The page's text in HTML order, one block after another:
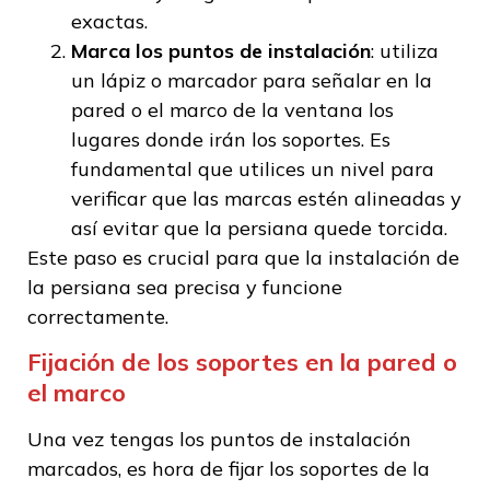
exactas.
Marca los puntos de instalación: utiliza
un lápiz o marcador para señalar en la
pared o el marco de la ventana los
lugares donde irán los soportes. Es
fundamental que utilices un nivel para
verificar que las marcas estén alineadas y
así evitar que la persiana quede torcida.
Este paso es crucial para que la instalación de
la persiana sea precisa y funcione
correctamente.
Fijación de los soportes en la pared o
el marco
Una vez tengas los puntos de instalación
marcados, es hora de fijar los soportes de la